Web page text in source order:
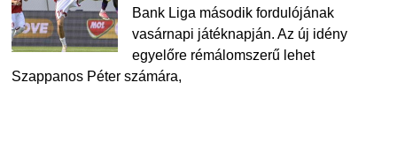
Bank Liga második fordulójának
vasárnapi játéknapján. Az új idény
egyelőre rémálomszerű lehet
Szappanos Péter számára,